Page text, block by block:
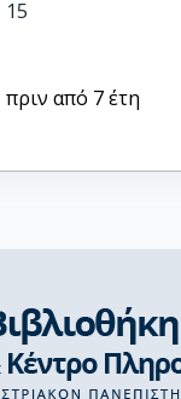
15
πριν από 7 έτη